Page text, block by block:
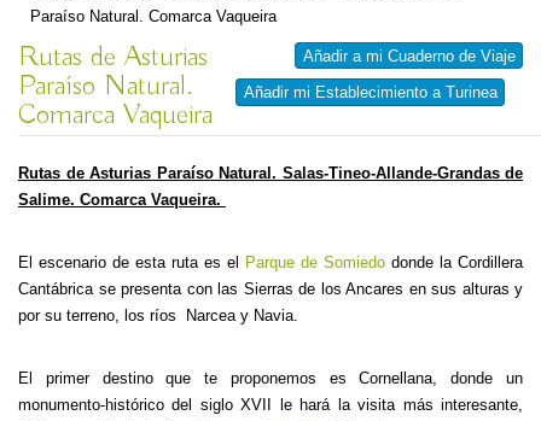
Paraíso Natural. Comarca Vaqueira
Añadir a mi Cuaderno de Viaje
Añadir mi Establecimiento a Turinea
Rutas de Asturias
Paraíso Natural.
Comarca Vaqueira
Rutas de Asturias Paraíso Natural. Salas-Tineo-Allande-Grandas de
Salime. Comarca Vaqueira.
El escenario de esta ruta es el Parque de Somiedo donde la Cordillera
Cantábrica se presenta con las Sierras de los Ancares en sus alturas y
por su terreno, los ríos Narcea y Navia.
El primer destino que te proponemos es Cornellana, donde un
monumento-histórico del siglo XVII le hará la visita más interesante,